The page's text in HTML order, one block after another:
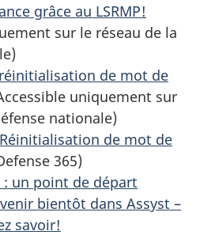
grâce au LSRMP!
sur le réseau de la
de mot de
uniquement sur
nationale)
de mot de
365)
un point de départ
bientôt dans Assyst –
savoir!